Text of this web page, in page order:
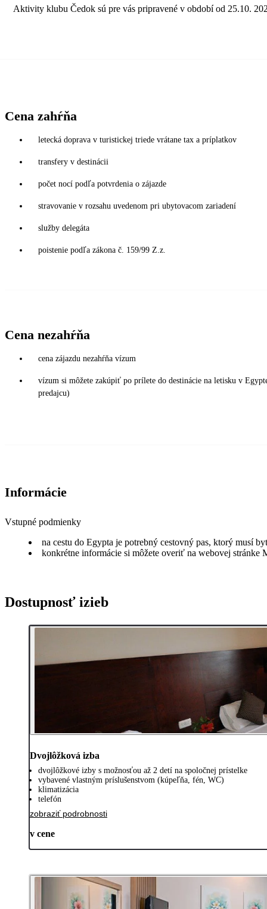
Aktivity klubu Čedok sú pre vás pripravené v období od 25.10.
Cena zahŕňa
letecká doprava v turistickej triede vrátane tax a príplatkov
transfery v destinácii
počet nocí podľa potvrdenia o zájazde
stravovanie v rozsahu uvedenom pri ubytovacom zariadení
služby delegáta
poistenie podľa zákona č. 159/99 Z.z.
Cena nezahŕňa
cena zájazdu nezahŕňa vízum
vízum si môžete zakúpiť po prílete do destinácie na letisku v
predajcu)
Informácie
Vstupné podmienky
na cestu do Egypta je potrebný cestovný pas, ktorý musí
konkrétne informácie si môžete overiť na webovej
Dostupnosť izieb
Dvojlôžková izba
dvojlôžkové izby s možnosťou až 2 detí na spoločnej prístelke
vybavené vlastným príslušenstvom (kúpeľňa, fén, WC)
klimatizácia
telefón
zobraziť podrobnosti
v cene